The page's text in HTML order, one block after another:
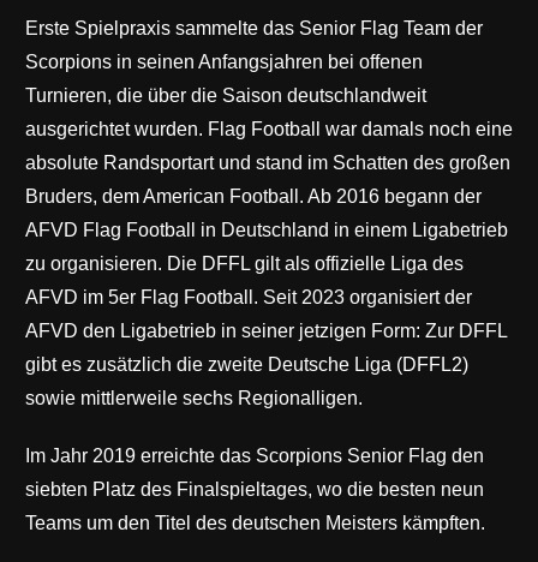
Erste Spielpraxis sammelte das Senior Flag Team der
Scorpions in seinen Anfangsjahren bei offenen
Turnieren, die über die Saison deutschlandweit
ausgerichtet wurden. Flag Football war damals noch eine
absolute Randsportart und stand im Schatten des großen
Bruders, dem American Football. Ab 2016 begann der
AFVD Flag Football in Deutschland in einem Ligabetrieb
zu organisieren. Die DFFL gilt als offizielle Liga des
AFVD im 5er Flag Football. Seit 2023 organisiert der
AFVD den Ligabetrieb in seiner jetzigen Form: Zur DFFL
gibt es zusätzlich die zweite Deutsche Liga (DFFL2)
sowie mittlerweile sechs Regionalligen.
Im Jahr 2019 erreichte das Scorpions Senior Flag den
siebten Platz des Finalspieltages, wo die besten neun
Teams um den Titel des deutschen Meisters kämpften.